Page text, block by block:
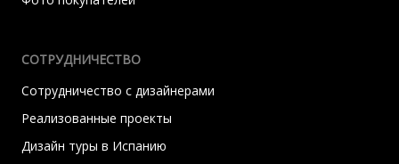
СОТРУДНИЧЕСТВО
Сотрудничество с дизайнерами
Реализованные проекты
Дизайн туры в Испанию